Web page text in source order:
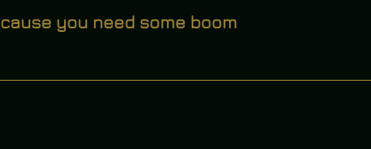
cause you need some boom